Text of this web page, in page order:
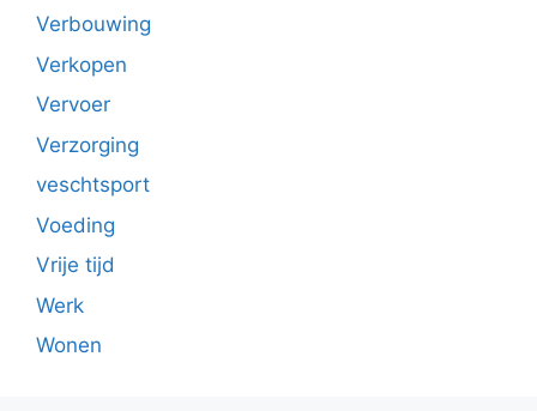
Verbouwing
Verkopen
Vervoer
Verzorging
veschtsport
Voeding
Vrije tijd
Werk
Wonen